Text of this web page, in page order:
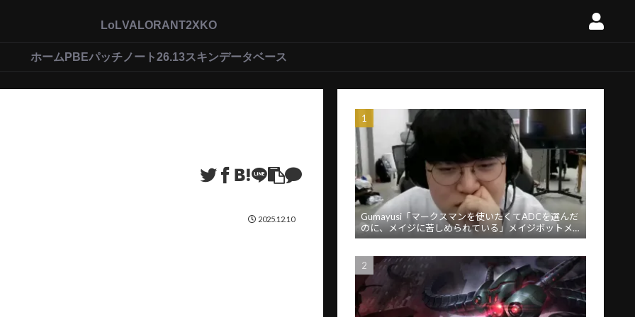
LoLVALORANT2XKO
ホーム PBEパッチノート26.13スキンデータベース
2025.12.10
Gumayusi「マークスマンを使いたくてADCを選んだ
のに、メイジに苦しめられている」メイジボットメ
タに苦言